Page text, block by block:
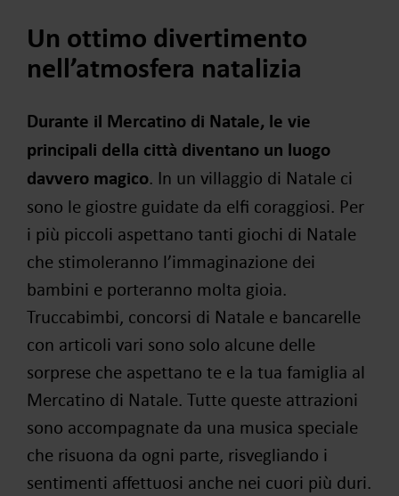
Un ottimo divertimento
nell’atmosfera natalizia
Durante il Mercatino di Natale, le vie
principali della città diventano un luogo
davvero magico. In un villaggio di Natale ci
sono le giostre guidate da elfi coraggiosi. Per
i più piccoli aspettano tanti giochi di Natale
che stimoleranno l’immaginazione dei
bambini e porteranno molta gioia.
Truccabimbi, concorsi di Natale e bancarelle
con articoli vari sono solo alcune delle
sorprese che aspettano te e la tua famiglia al
Mercatino di Natale. Tutte queste attrazioni
sono accompagnate da una musica speciale
che risuona da ogni parte, risvegliando i
sentimenti affettuosi anche nei cuori più duri.